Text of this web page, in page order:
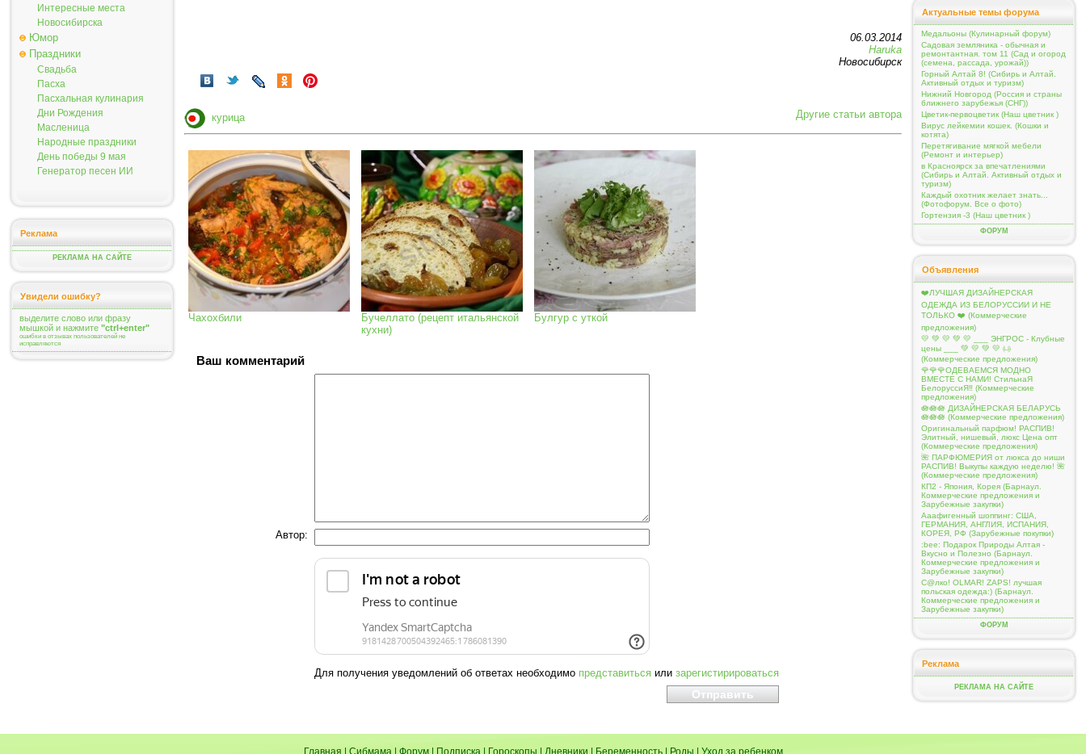
Интересные места
Новосибирска
Юмор
Праздники
Свадьба
Пасха
Пасхальная кулинария
Дни Рождения
Масленица
Народные праздники
День победы 9 мая
Генератор песен ИИ
Реклама
РЕКЛАМА НА САЙТЕ
Увидели ошибку?
выделите слово или фразу
мышкой и нажмите "ctrl+enter"
ошибки в отзывах пользователей не
исправляются
06.03.2014
Haruka
Новосибирск
курица Другие статьи автора
Чахохбили
Бучеллато (рецепт итальянской
кухни)
Булгур с уткой
Ваш комментарий
Автор:
Для получения уведомлений об ответах необходимо представиться или зарегистирироваться
Актуальные темы форума
Медальоны (Кулинарный форум)
Садовая земляника - обычная и
ремонтантная. том 11 (Сад и огород
(семена, рассада, урожай))
Горный Алтай 8! (Сибирь и Алтай.
Активный отдых и туризм)
Нижний Новгород (Россия и страны
ближнего зарубежья (СНГ))
Цветик-первоцветик (Наш цветник )
Вирус лейкемии кошек. (Кошки и
котята)
Перетягивание мягкой мебели
(Ремонт и интерьер)
в Красноярск за впечатлениями
(Сибирь и Алтай. Активный отдых и
туризм)
Каждый охотник желает знать...
(Фотофорум. Все о фото)
Гортензия -3 (Наш цветник )
ФОРУМ
Объявления
❤️ЛУЧШАЯ ДИЗАЙНЕРСКАЯ
ОДЕЖДА ИЗ БЕЛОРУССИИ И НЕ
ТОЛЬКО ❤️ (Коммерческие
предложения)
💛 💚 💛 💚 💛 ___ ЭНГРОС - Клубные
цены ___ 💚 💛 💚 💛 ㈏
(Коммерческие предложения)
🌹🌹🌹ОДЕВАЕМСЯ МОДНО
ВМЕСТЕ С НАМИ! СтильнаЯ
БелоруссиЯ‼ (Коммерческие
предложения)
🪷🪷🪷 ДИЗАЙНЕРСКАЯ БЕЛАРУСЬ
🪷🪷🪷 (Коммерческие предложения)
Оригинальный парфюм! РАСПИВ!
Элитный, нишевый, люкс Цена опт
(Коммерческие предложения)
🌺 ПАРФЮМЕРИЯ от люкса до ниши
РАСПИВ! Выкупы каждую неделю! 🌺
(Коммерческие предложения)
КП2 - Япония, Корея (Барнаул.
Коммерческие предложения и
Зарубежные закупки)
Ааафигенный шоппинг: США,
ГЕРМАНИЯ, АНГЛИЯ, ИСПАНИЯ,
КОРЕЯ, РФ (Зарубежные покупки)
:bee: Подарок Природы Алтая -
Вкусно и Полезно (Барнаул.
Коммерческие предложения и
Зарубежные закупки)
С@лко! OLMAR! ZAPS! лучшая
польская одежда:) (Барнаул.
Коммерческие предложения и
Зарубежные закупки)
ФОРУМ
Реклама
РЕКЛАМА НА САЙТЕ
Главная Сибмама Форум| Подписка Гороскопы Дневники Беременность| Роды Уход за ребенком